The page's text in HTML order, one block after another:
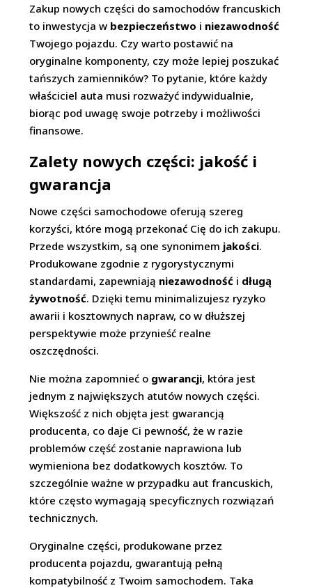
Zakup nowych części do samochodów francuskich
to inwestycja w bezpieczeństwo i niezawodność
Twojego pojazdu. Czy warto postawić na
oryginalne komponenty, czy może lepiej poszukać
tańszych zamienników? To pytanie, które każdy
właściciel auta musi rozważyć indywidualnie,
biorąc pod uwagę swoje potrzeby i możliwości
finansowe.
Zalety nowych części: jakość i
gwarancja
Nowe części samochodowe oferują szereg
korzyści, które mogą przekonać Cię do ich zakupu.
Przede wszystkim, są one synonimem jakości.
Produkowane zgodnie z rygorystycznymi
standardami, zapewniają niezawodność i długą
żywotność. Dzięki temu minimalizujesz ryzyko
awarii i kosztownych napraw, co w dłuższej
perspektywie może przynieść realne
oszczędności.
Nie można zapomnieć o gwarancji, która jest
jednym z największych atutów nowych części.
Większość z nich objęta jest gwarancją
producenta, co daje Ci pewność, że w razie
problemów część zostanie naprawiona lub
wymieniona bez dodatkowych kosztów. To
szczególnie ważne w przypadku aut francuskich,
które często wymagają specyficznych rozwiązań
technicznych.
Oryginalne części, produkowane przez
producenta pojazdu, gwarantują pełną
kompatybilność z Twoim samochodem. Taka